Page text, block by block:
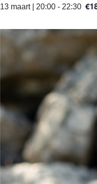
13 maart | 20:00 - 22:30